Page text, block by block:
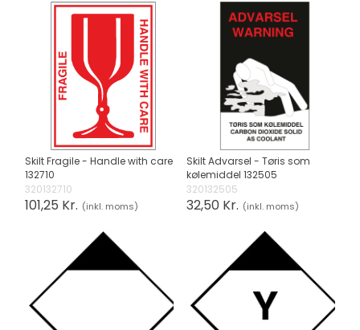
Skilt Fragile - Handle with care
132710
320132710
101,25 Kr. (inkl. moms)
Skilt Advarsel - Tøris som
kølemiddel 132505
320132505
32,50 Kr. (inkl. moms)